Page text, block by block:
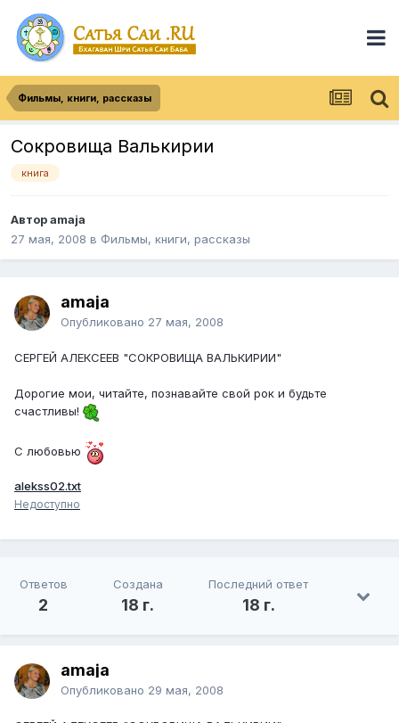
Фильмы, книги, рассказы
Сокровища Валькирии
книга
Авторamaja
27 мая, 2008 в Фильмы, книги, рассказы
amaja
Опубликовано 27 мая, 2008
СЕРГЕЙ АЛЕКСЕЕВ "СОКРОВИЩА ВАЛЬКИРИИ"
Дорогие мои, читайте, познавайте свой рок и будьте
счастливы!
С любовью
alekss02.txt
Недоступно
Ответов
2
Создана
18 г.
Последний ответ
18 г.
amaja
Опубликовано 29 мая, 2008